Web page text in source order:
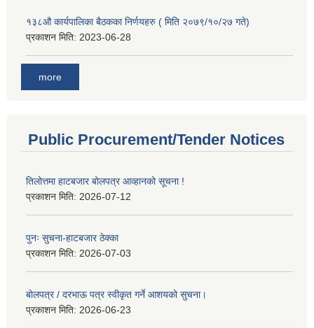
१३८औ कार्यपालिका बैठकका निर्णयहरु ( मिति २०७९/१०/२७ गते)
प्रकाशन मिति: 2023-06-28
more
Public Procurement/Tender Notices
तिलोत्तमा हाटबजार बोलपत्र आव्हानको सूचना !
प्रकाशन मिति: 2026-07-12
पुनः सुचना-हाटबजार ठेक्का
प्रकाशन मिति: 2026-07-03
बोलपत्र / दरभाऊ पत्र स्वीकृत गर्ने आशयको सुचना।
प्रकाशन मिति: 2026-06-23